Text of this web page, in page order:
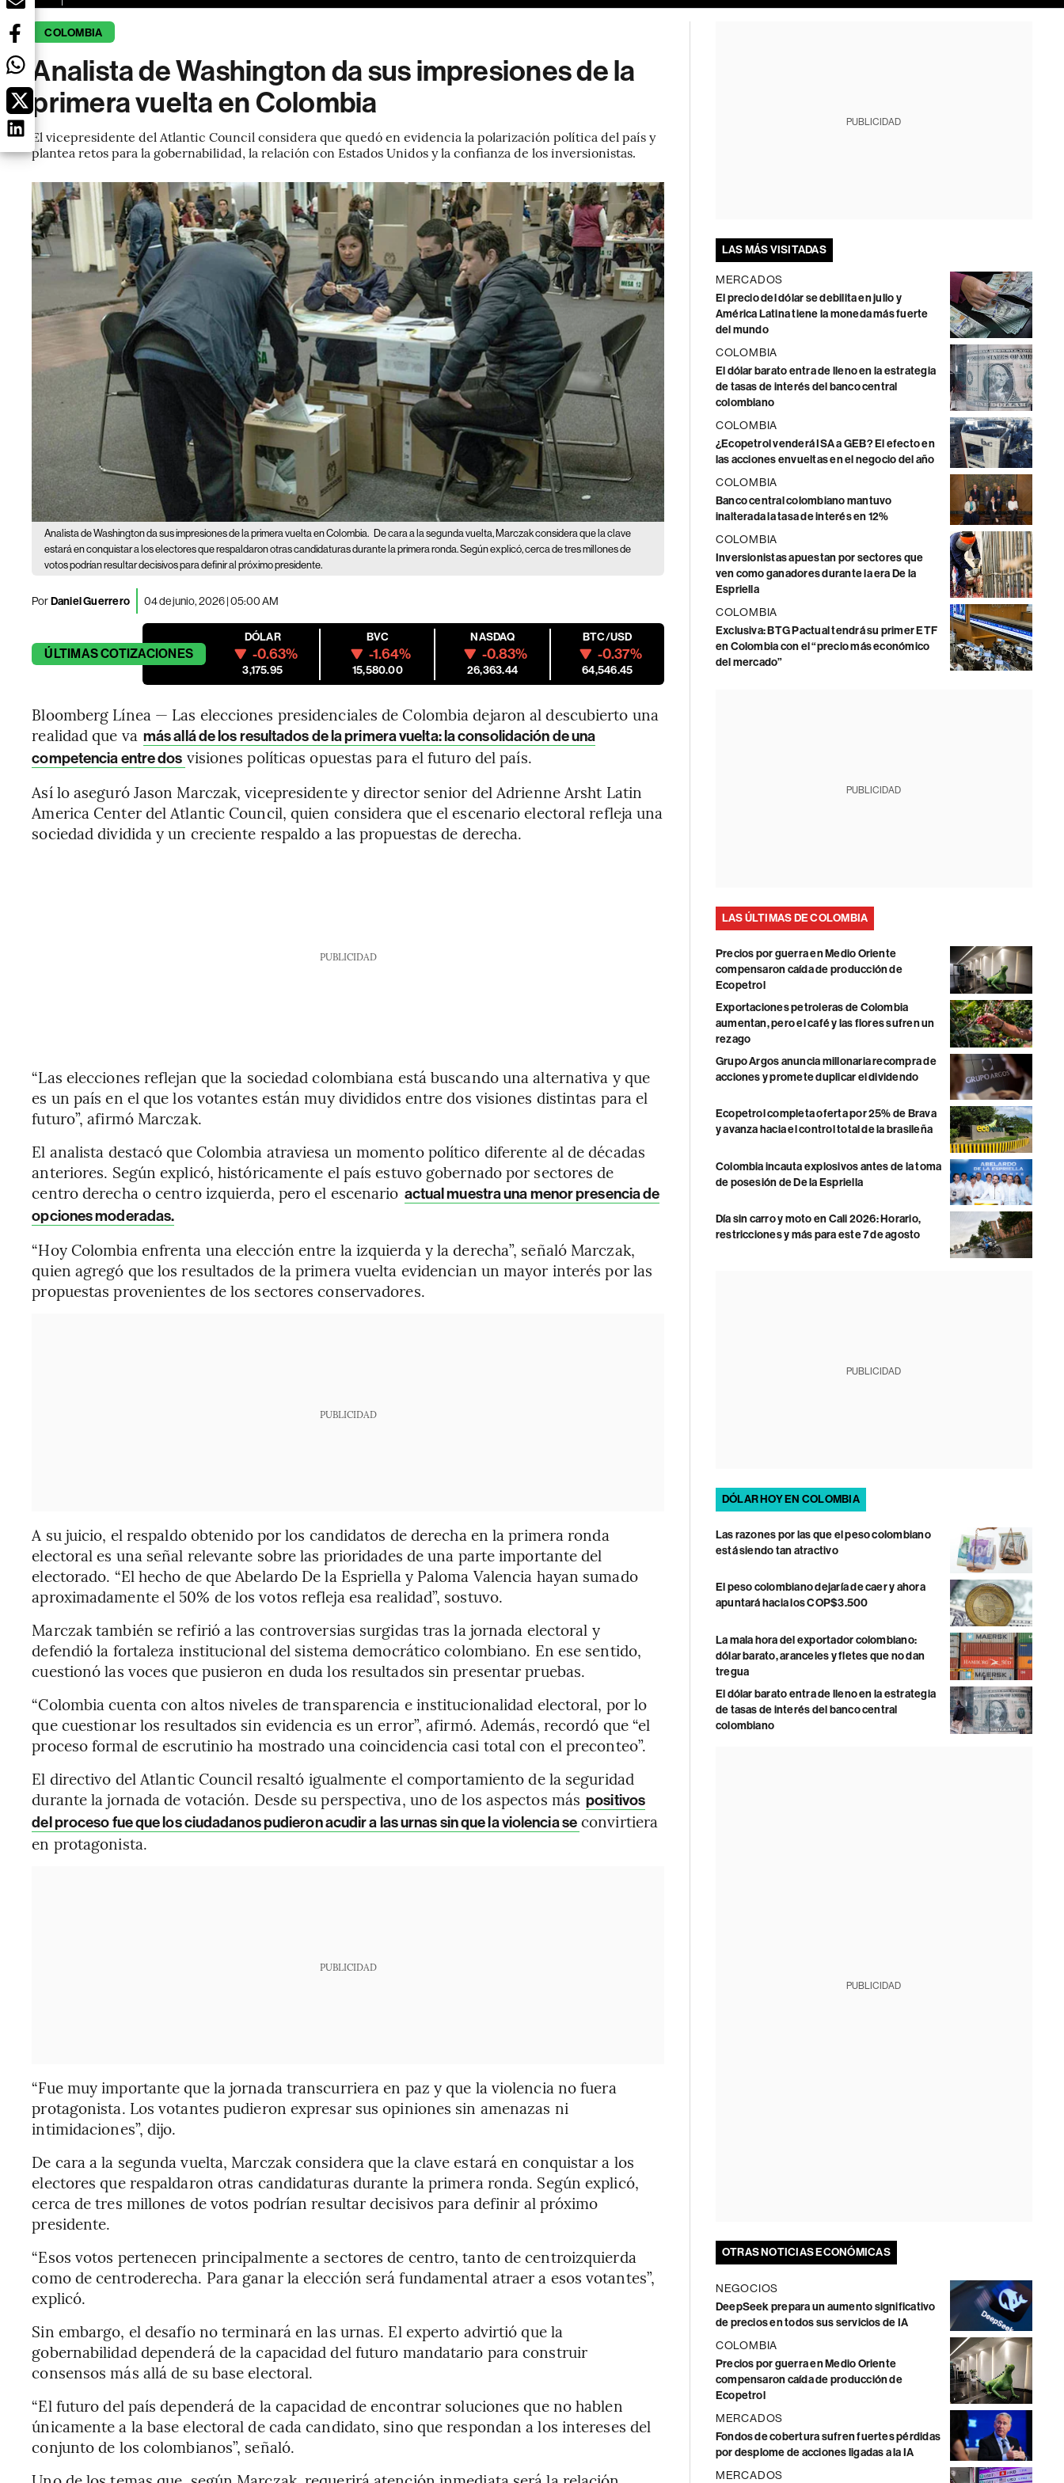
COLOMBIA
Analista de Washington da sus impresiones de la
primera vuelta en Colombia
El vicepresidente del Atlantic Council considera que quedó en evidencia la polarización política del país y
plantea retos para la gobernabilidad, la relación con Estados Unidos y la confianza de los inversionistas.
Analista de Washington da sus impresiones de la primera vuelta en Colombia. De cara a la segunda vuelta, Marczak considera que la clave
estará en conquistar a los electores que respaldaron otras candidaturas durante la primera ronda. Según explicó, cerca de tres millones de
votos podrían resultar decisivos para definir al próximo presidente.
PorDaniel Guerrero 04 de junio, 2026 | 05:00 AM
ÚLTIMASCOTIZACIONES
DÓLAR
-0.63%
3,175.95
BVC
-1.64%
15,580.00
NASDAQ
-0.83%
26,363.44
BTC/USD
-0.37%
64,546.45
Bloomberg Línea — Las elecciones presidenciales de Colombia dejaron al descubierto una
realidad que va más allá de los resultados de la primera vuelta: la consolidación de una
competencia entre dos visiones políticas opuestas para el futuro del país.
Así lo aseguró Jason Marczak, vicepresidente y director senior del Adrienne Arsht Latin
America Center del Atlantic Council, quien considera que el escenario electoral refleja una
sociedad dividida y un creciente respaldo a las propuestas de derecha.
PUBLICIDAD
“Las elecciones reflejan que la sociedad colombiana está buscando una alternativa y que
es un país en el que los votantes están muy divididos entre dos visiones distintas para el
futuro”, afirmó Marczak.
El analista destacó que Colombia atraviesa un momento político diferente al de décadas
anteriores. Según explicó, históricamente el país estuvo gobernado por sectores de
centro derecha o centro izquierda, pero el escenario actual muestra una menor presencia de
opciones moderadas.
“Hoy Colombia enfrenta una elección entre la izquierda y la derecha”, señaló Marczak,
quien agregó que los resultados de la primera vuelta evidencian un mayor interés por las
propuestas provenientes de los sectores conservadores.
PUBLICIDAD
A su juicio, el respaldo obtenido por los candidatos de derecha en la primera ronda
electoral es una señal relevante sobre las prioridades de una parte importante del
electorado. “El hecho de que Abelardo De la Espriella y Paloma Valencia hayan sumado
aproximadamente el 50% de los votos refleja esa realidad”, sostuvo.
Marczak también se refirió a las controversias surgidas tras la jornada electoral y
defendió la fortaleza institucional del sistema democrático colombiano. En ese sentido,
cuestionó las voces que pusieron en duda los resultados sin presentar pruebas.
“Colombia cuenta con altos niveles de transparencia e institucionalidad electoral, por lo
que cuestionar los resultados sin evidencia es un error”, afirmó. Además, recordó que “el
proceso formal de escrutinio ha mostrado una coincidencia casi total con el preconteo”.
El directivo del Atlantic Council resaltó igualmente el comportamiento de la seguridad
durante la jornada de votación. Desde su perspectiva, uno de los aspectos más positivos
del proceso fue que los ciudadanos pudieron acudir a las urnas sin que la violencia se convirtiera
en protagonista.
PUBLICIDAD
“Fue muy importante que la jornada transcurriera en paz y que la violencia no fuera
protagonista. Los votantes pudieron expresar sus opiniones sin amenazas ni
intimidaciones”, dijo.
De cara a la segunda vuelta, Marczak considera que la clave estará en conquistar a los
electores que respaldaron otras candidaturas durante la primera ronda. Según explicó,
cerca de tres millones de votos podrían resultar decisivos para definir al próximo
presidente.
“Esos votos pertenecen principalmente a sectores de centro, tanto de centroizquierda
como de centroderecha. Para ganar la elección será fundamental atraer a esos votantes”,
explicó.
Sin embargo, el desafío no terminará en las urnas. El experto advirtió que la
gobernabilidad dependerá de la capacidad del futuro mandatario para construir
consensos más allá de su base electoral.
“El futuro del país dependerá de la capacidad de encontrar soluciones que no hablen
únicamente a la base electoral de cada candidato, sino que respondan a los intereses del
conjunto de los colombianos”, señaló.
PUBLICIDAD
LAS MÁS VISITADAS
MERCADOS
El precio del dólar se debilita en julio y
América Latina tiene la moneda más fuerte
del mundo
COLOMBIA
El dólar barato entra de lleno en la estrategia
de tasas de interés del banco central
colombiano
COLOMBIA
¿Ecopetrol venderá ISA a GEB? El efecto en
las acciones envueltas en el negocio del año
COLOMBIA
Banco central colombiano mantuvo
inalterada la tasa de interés en 12%
COLOMBIA
Inversionistas apuestan por sectores que
ven como ganadores durante la era De la
Espriella
COLOMBIA
Exclusiva: BTG Pactual tendrá su primer ETF
en Colombia con el “precio más económico
del mercado”
PUBLICIDAD
LAS ÚLTIMAS DE COLOMBIA
Precios por guerra en Medio Oriente
compensaron caída de producción de
Ecopetrol
Exportaciones petroleras de Colombia
aumentan, pero el café y las flores sufren un
rezago
Grupo Argos anuncia millonaria recompra de
acciones y promete duplicar el dividendo
Ecopetrol completa oferta por 25% de Brava
y avanza hacia el control total de la brasileña
Colombia incauta explosivos antes de la toma
de posesión de De la Espriella
Día sin carro y moto en Cali 2026: Horario,
restricciones y más para este 7 de agosto
PUBLICIDAD
DÓLAR HOY EN COLOMBIA
Las razones por las que el peso colombiano
está siendo tan atractivo
El peso colombiano dejaría de caer y ahora
apuntará hacia los COP$3.500
La mala hora del exportador colombiano:
dólar barato, aranceles y fletes que no dan
tregua
El dólar barato entra de lleno en la estrategia
de tasas de interés del banco central
colombiano
PUBLICIDAD
OTRAS NOTICIAS ECONÓMICAS
NEGOCIOS
DeepSeek prepara un aumento significativo
de precios en todos sus servicios de IA
COLOMBIA
Precios por guerra en Medio Oriente
compensaron caída de producción de
Ecopetrol
MERCADOS
Fondos de cobertura sufren fuertes pérdidas
por desplome de acciones ligadas a la IA
MERCADOS